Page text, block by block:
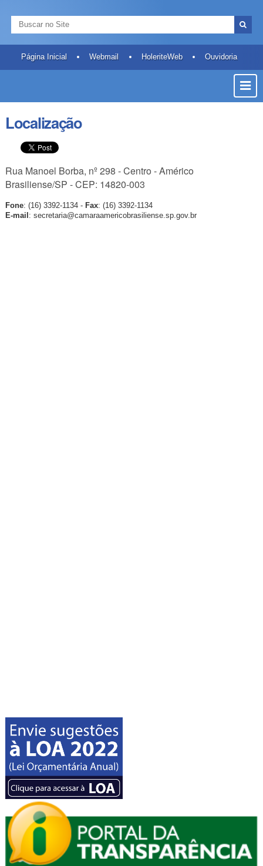
Busca
Avançada…
Página Inicial
Webmail HoleriteWeb Ouvidoria
ou
Localização
Rua Manoel Borba, nº 298 - Centro - Américo
Brasiliense/SP - CEP: 14820-003
Fone: (16) 3392-1134 - Fax: (16) 3392-1134
E-mail : secretaria@camaraamericobrasiliense.sp.gov.br